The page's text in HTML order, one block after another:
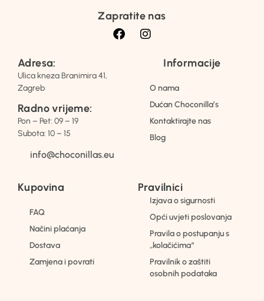
Zapratite nas
Adresa:
Ulica kneza Branimira 41,
Zagreb
Radno vrijeme:
Pon – Pet: 09 – 19
Subota: 10 – 15
info@choconillas.eu
Informacije
O nama
Dućan Choconilla’s
Kontaktirajte nas
Blog
Kupovina
FAQ
Načini plaćanja
Dostava
Zamjena i povrati
Pravilnici
Izjava o sigurnosti
Opći uvjeti poslovanja
Pravila o postupanju s
„kolačićima“
Pravilnik o zaštiti
osobnih podataka